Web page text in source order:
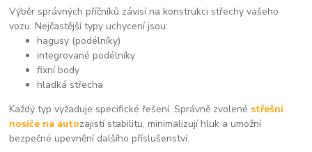
Výběr správných příčníků závisí na konstrukci střechy vašeho
vozu. Nejčastější typy uchycení jsou:
hagusy (podélníky)
integrované podélníky
fixní body
hladká střecha
Každý typ vyžaduje specifické řešení. Správně zvolené střešní
nosiče na autozajistí stabilitu, minimalizují hluk a umožní
bezpečné upevnění dalšího příslušenství.